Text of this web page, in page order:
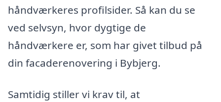
håndværkeres profilsider. Så kan du se
ved selvsyn, hvor dygtige de
håndværkere er, som har givet tilbud på
din facaderenovering i Bybjerg.
Samtidig stiller vi krav til, at